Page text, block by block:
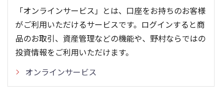
「オンラインサービス」とは、口座をお持ちのお客様
がご利用いただけるサービスです。ログインすると商
品のお取引、資産管理などの機能や、野村ならではの
投資情報をご利用いただけます。
オンラインサービス